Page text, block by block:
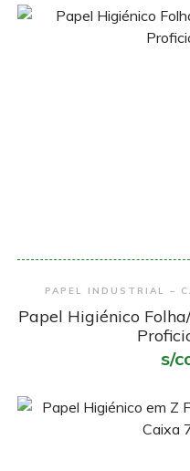
PAPEL INDUSTRIAL –
Papel Higiénico
s/